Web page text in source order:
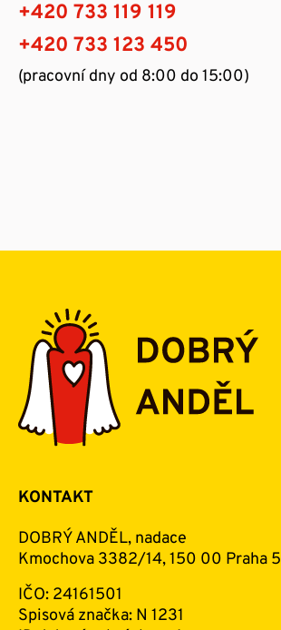
+420 733 119 119
+420 733 123 450
(pracovní dny od 8:00 do 15:00)
KONTAKT
DOBRÝ ANDĚL, nadace
Kmochova 3382/14, 150 00 Praha 5
IČO: 24161501
Spisová značka: N 1231